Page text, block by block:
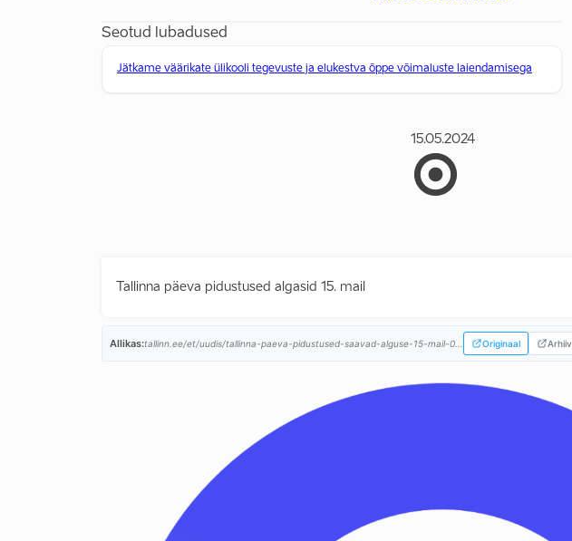
Seotud lubadused
Jätkame väärikate ülikooli tegevuste ja elukestva õppe võimaluste laiendamisega
15.05.2024
Tallinna päeva pidustused algasid 15. mail
Allikas:tallinn.ee/et/uudis/tallinna-paeva-pidustused-saavad-alguse-15-mail-0... Originaal Arhiiv